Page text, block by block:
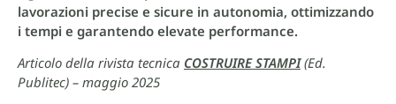
lavorazioni precise e sicure in autonomia, ottimizzando
i tempi e garantendo elevate performance.
Articolo della rivista tecnica COSTRUIRE STAMPI(Ed.
Publitec) – maggio 2025